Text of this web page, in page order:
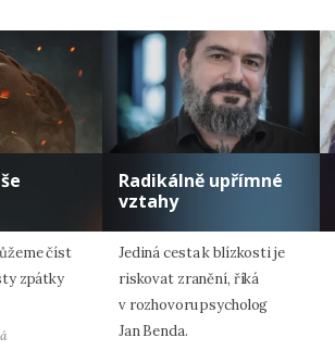
číst
zpátky
Radikálně upřímné
vztahy
Jediná cesta k blízkosti je
riskovat zranění, říká
v rozhovoru psycholog
Jan Benda.